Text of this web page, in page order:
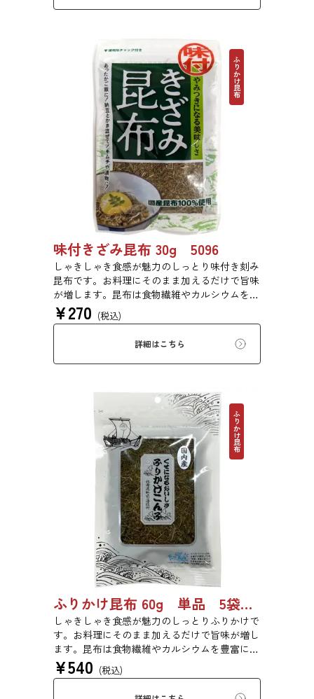
ふりかけ昆布
味付きざみ昆布 30g 5096
しゃきしゃき食感が魅力のしっとり味付き刻み
昆布です。お料理にそのまま加えるだけで旨味
が増します。昆布は食物繊維やカルシウムを豊
富に含んでいるため、バランスのとれた食生活
のためにお使いいただけます。白ごはん、納
豆、豆腐、和え物など、様々なお料理にお使い
¥270 (税込)
詳細はこちら
ふりかけ昆布
ふりかけ昆布 60g 単品 5袋セット 20袋セット 5102
しゃきしゃき食感が魅力のしっとりふりかけで
す。お料理にそのまま加えるだけで旨味が増し
ます。昆布は食物繊維やカルシウムを豊富に含
んでいるため、バランスのとれた食生活のため
にお使いいただけます。また、本商品は第20回
¥540 (税込)